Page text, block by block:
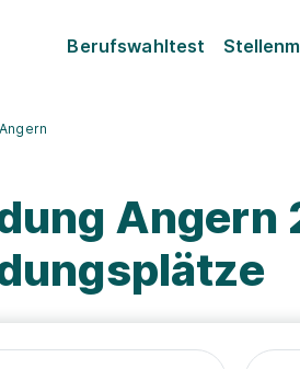
Berufswahltest
Angern
Angern